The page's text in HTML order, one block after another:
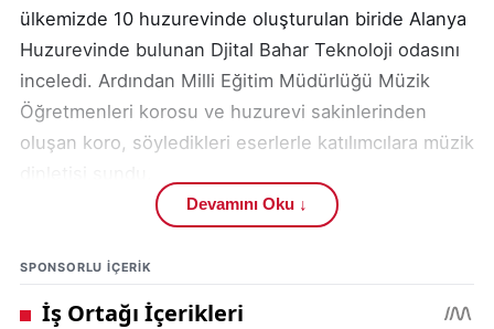
ülkemizde 10 huzurevinde oluşturulan biride Alanya
Huzurevinde bulunan Djital Bahar Teknoloji odasını
inceledi. Ardından Milli Eğitim Müdürlüğü Müzik
Öğretmenleri korosu ve huzurevi sakinlerinden
oluşan koro, söyledikleri eserlerle katılımcılara müzik
Huzurevi sakinleriyle birlikte iftarın açılmasının
ardından Kaymakam Ürkmezer bir konuşmaya
yaparak "Bu güzel iftarda huzurevi sakinlerimizle bir
arada olmaktan çok mutluyuz. Bizlere katıldığı için
Devamını Oku ↓
SPONSORLU IÇERIK